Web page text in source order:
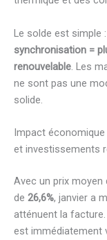
Le solde est simple :
synchronisation =
renouvelable. Les
ne sont pas une
solide.
Impact
et investissements
Avec un prix moyen
de 26,6%, janvier a
atténuent la
est immédiatement